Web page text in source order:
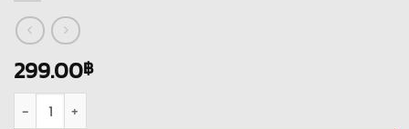
299.00฿
จำนวน Fate Grand Order JP - Enkidu ชิ้น